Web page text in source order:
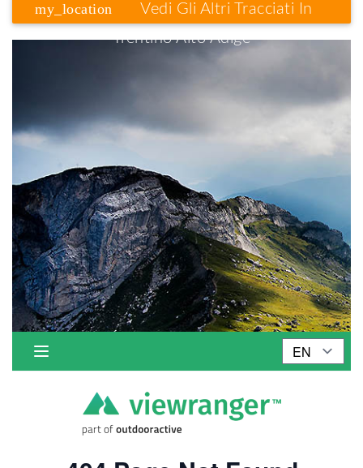
my_location
Vedi Gli Altri Tracciati In
Trentino Alto Adige